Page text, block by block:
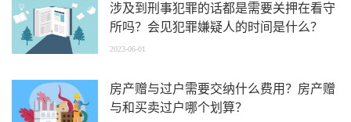
涉及到刑事犯罪的话都是需要关押在看守
所吗？会见犯罪嫌疑人的时间是什么？
2023-06-01
房产赠与过户需要交纳什么费用？房产赠
与和买卖过户哪个划算？